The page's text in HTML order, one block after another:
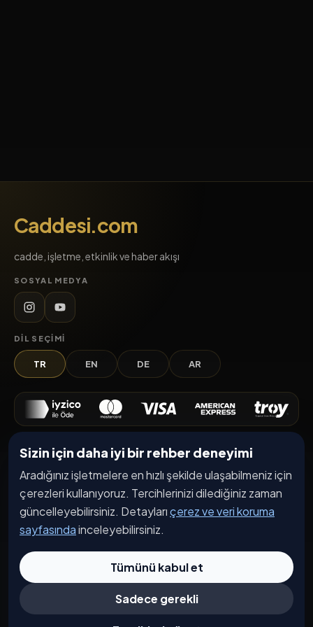
Sizin için daha iyi bir rehber deneyimi
Aradığınız işletmelere en hızlı şekilde ulaşabilmeniz için
çerezleri kullanıyoruz. Tercihlerinizi dilediğiniz zaman
güncelleyebilirsiniz. Detaylarıçerez ve veri koruma
sayfasındainceleyebilirsiniz.
Tümünü kabul et
Sadece gerekli
Caddesi.com
cadde, işletme, etkinlik ve haber akışı
SOSYAL MEDYA
DIL SEÇIMI
TR EN DE AR
Keşfet
İşletmeler
Etkinlikler
Kampanyalar
İşletme Başvurusu
Kurumsal